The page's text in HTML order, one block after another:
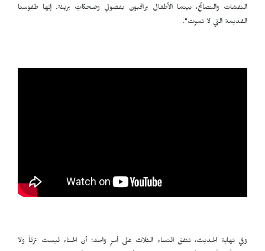
النقشات والنصائح، بينما الأطفال يراقبون بفضولٍ وضحكاتٍ بريئة. إنها طقوسنا
القديمة التي لا تموت".
وفي نهاية الحديث، تتفق النساء الثلاث على أمرٍ واحد: أن الحناء ليست ترفاً ولا